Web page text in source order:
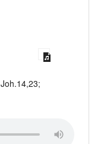
Joh.14,23;